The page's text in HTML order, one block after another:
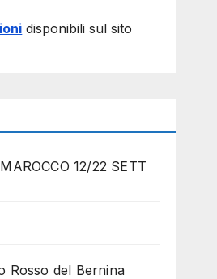
disponibili sul sito
12/22 SETT
Rosso del Bernina